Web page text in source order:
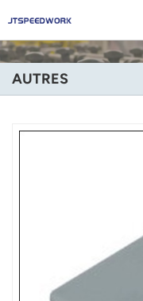
+86 -18681515767
AUTRES